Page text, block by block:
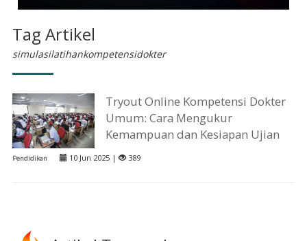
Tag Artikel
simulasilatihankompetensidokter
Tryout Online Kompetensi Dokter
Umum: Cara Mengukur
Kemampuan dan Kesiapan Ujian
Pendidikan 10 Jun 2025 | 389